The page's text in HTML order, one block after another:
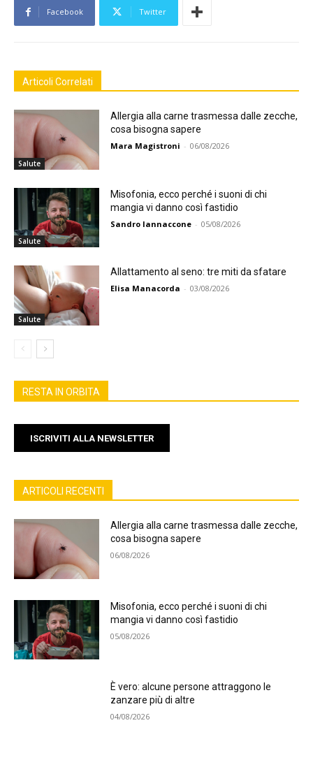
Facebook Twitter
Articoli Correlati
Salute
Allergia alla carne trasmessa dalle zecche,
cosa bisogna sapere
Mara Magistroni - 06/08/2026
Salute
Misofonia, ecco perché i suoni di chi
mangia vi danno così fastidio
Sandro Iannaccone - 05/08/2026
Salute
Allattamento al seno: tre miti da sfatare
Elisa Manacorda - 03/08/2026
RESTA IN ORBITA
ISCRIVITI ALLA NEWSLETTER
ARTICOLI RECENTI
Allergia alla carne trasmessa dalle zecche,
cosa bisogna sapere
06/08/2026
Misofonia, ecco perché i suoni di chi
mangia vi danno così fastidio
05/08/2026
È vero: alcune persone attraggono le
zanzare più di altre
04/08/2026